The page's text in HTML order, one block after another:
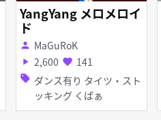
YangYang メロメロイ
ド
person MaGuRoK
play_arrow 2,600 favorite 141
sell ダンス有り タイツ・スト
ッキング くぱぁ